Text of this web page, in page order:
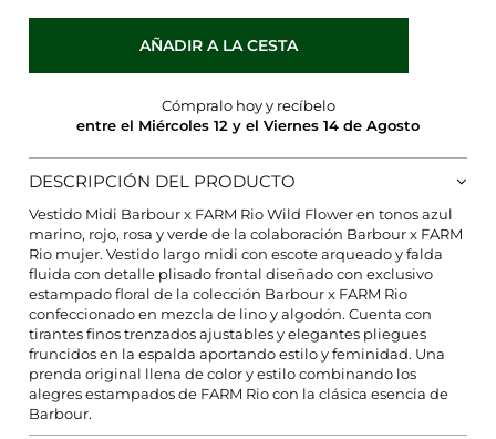
AÑADIR A LA CESTA
Cómpralo hoy y recíbelo
entre el Miércoles 12 y el Viernes 14 de Agosto
DESCRIPCIÓN DEL PRODUCTO
Vestido Midi Barbour x FARM Rio Wild Flower en tonos azul
marino, rojo, rosa y verde de la colaboración Barbour x FARM
Rio mujer. Vestido largo midi con escote arqueado y falda
fluida con detalle plisado frontal diseñado con exclusivo
estampado floral de la colección Barbour x FARM Rio
confeccionado en mezcla de lino y algodón. Cuenta con
tirantes finos trenzados ajustables y elegantes pliegues
fruncidos en la espalda aportando estilo y feminidad. Una
prenda original llena de color y estilo combinando los
alegres estampados de FARM Rio con la clásica esencia de
Barbour.
CONFIGURACIÓN DE COOKIES
HABILITAR TODO RECHAZAR TODO
Cookies necesarias